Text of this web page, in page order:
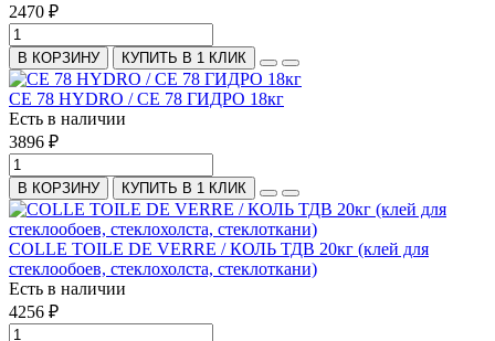
2470 ₽
В КОРЗИНУ КУПИТЬ В 1 КЛИК
CE 78 HYDRO / CE 78 ГИДРО 18кг
Есть в наличии
3896 ₽
В КОРЗИНУ КУПИТЬ В 1 КЛИК
COLLE TOILE DE VERRE / КОЛЬ ТДВ 20кг (клей для
стеклообоев, стеклохолста, стеклоткани)
Есть в наличии
4256 ₽